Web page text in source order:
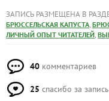
ЗАПИСЬ РАЗМЕЩЕНА В
БРЮССЕЛЬСКАЯ КАПУСТА,
ЛИЧНЫЙ ОПЫТ ЧИТАТЕЛЕЙ,
40 комментариев
25 спасибо за запись